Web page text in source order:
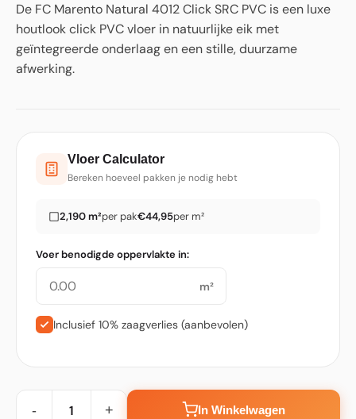
De FC Marento Natural 4012 Click SRC PVC is een luxe
houtlook click PVC vloer in natuurlijke eik met
geïntegreerde onderlaag en een stille, duurzame
afwerking.
Vloer Calculator
Bereken hoeveel pakken je nodig hebt
2,190 m²per pak€44,95per m²
Voer benodigde oppervlakte in:
m²
Inclusief 10% zaagverlies (aanbevolen)
- + In Winkelwagen